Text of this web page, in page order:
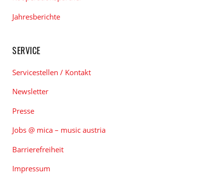
Jahresberichte
SERVICE
Servicestellen / Kontakt
Newsletter
Presse
Jobs @ mica – music austria
Barrierefreiheit
Impressum